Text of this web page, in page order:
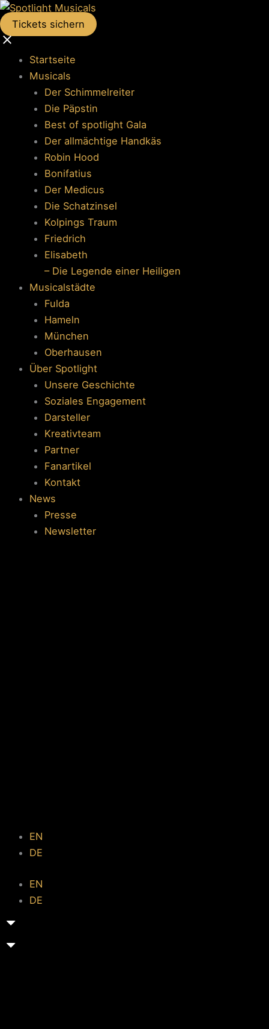
Tickets sichern
Startseite
Musicals
Der Schimmelreiter
Die Päpstin
Best of spotlight Gala
Der allmächtige Handkäs
Robin Hood
Bonifatius
Der Medicus
Die Schatzinsel
Kolpings Traum
Friedrich
Elisabeth
– Die Legende einer Heiligen
Musicalstädte
Fulda
Hameln
München
Oberhausen
Über Spotlight
Unsere Geschichte
Soziales Engagement
Darsteller
Kreativteam
Partner
Fanartikel
Kontakt
News
Presse
Newsletter
EN
DE
EN
DE